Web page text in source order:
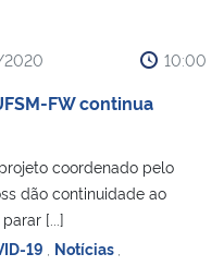
10:00
FW continua
coordenado pelo
dão continuidade ao
[...]
19 Notícias